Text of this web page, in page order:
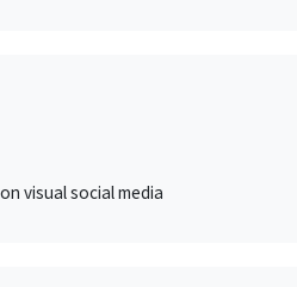
visual social media